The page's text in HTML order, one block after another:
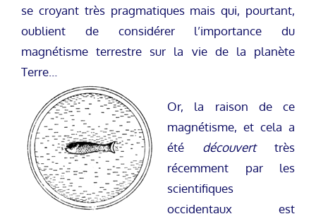
se croyant très pragmatiques mais qui, pourtant,
oublient de considérer l’importance du
magnétisme terrestre sur la vie de la planète
Terre…
Or, la raison de ce
magnétisme, et cela a
été découverttrès
récemment par les
scientifiques
occidentaux est